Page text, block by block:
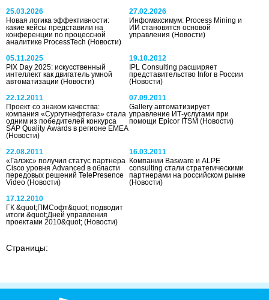
25.03.2026
Новая логика эффективности:
какие кейсы представили на
конференции по процессной
аналитике ProcessTech (Новости)
27.02.2026
Инфомаксимум: Process Mining и
ИИ становятся основой
управления(Новости)
05.11.2025
PIX Day 2025: искусственный
интеллект как двигатель умной
автоматизации (Новости)
19.10.2012
IPL Consulting расширяет
представительство Infor в России
(Новости)
22.12.2011
Проект со знаком качества:
компания «Сургутнефтегаз» стала
одним из победителей конкурса
SAP Quality Awards в регионе EMEA
(Новости)
07.09.2011
Gallery автоматизирует
управление ИТ-услугами при
помощи Epicor ITSM(Новости)
22.08.2011
«Галэкс» получил статус партнера
Cisco уровня Advanced в области
передовых решений TelePresence
Video (Новости)
16.03.2011
Компании Basware и ALPE
consulting стали стратегическими
партнерами на российском рынке
(Новости)
17.12.2010
ГК &quot;ПМСофт&quot; подводит
итоги &quot;Дней управления
проектами 2010&quot; (Новости)
Страницы: